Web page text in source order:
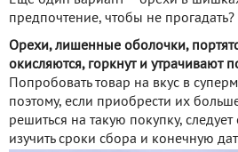
предпочтение, чтобы не прогадать?
Орехи, лишенные оболочки,
окисляются, горкнут и утрачивают
Попробовать товар на вкус в
поэтому, если приобрести их
решиться на такую покупку,
изучить сроки сбора и конечную